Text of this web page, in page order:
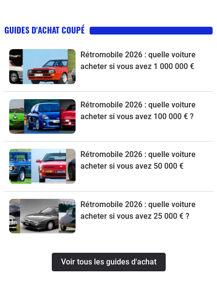
GUIDES D'ACHAT COUPÉ
Rétromobile 2026 : quelle voiture
acheter si vous avez 1 000 000 €
Rétromobile 2026 : quelle voiture
acheter si vous avez 100 000 € ?
Rétromobile 2026 : quelle voiture
acheter si vous avez 50 000 €
Rétromobile 2026 : quelle voiture
acheter si vous avez 25 000 € ?
Voir tous les guides d'achat